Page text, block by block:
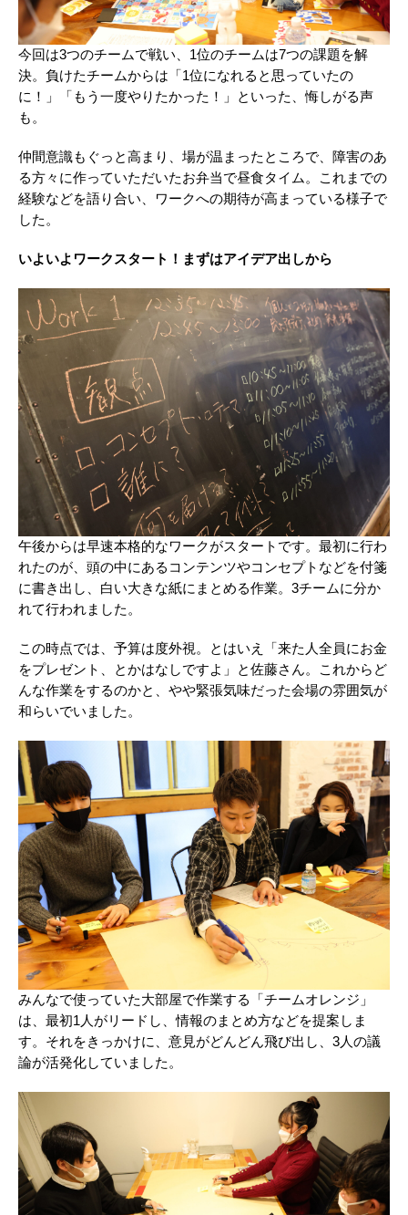
今回は3つのチームで戦い、1位のチームは7つの課題を解
決。負けたチームからは「1位になれると思っていたの
に！」「もう一度やりたかった！」といった、悔しがる声
も。
仲間意識もぐっと高まり、場が温まったところで、障害のあ
る方々に作っていただいたお弁当で昼食タイム。これまでの
経験などを語り合い、ワークへの期待が高まっている様子で
した。
いよいよワークスタート！まずはアイデア出しから
午後からは早速本格的なワークがスタートです。最初に行わ
れたのが、頭の中にあるコンテンツやコンセプトなどを付箋
に書き出し、白い大きな紙にまとめる作業。3チームに分か
れて行われました。
この時点では、予算は度外視。とはいえ「来た人全員にお金
をプレゼント、とかはなしですよ」と佐藤さん。これからど
んな作業をするのかと、やや緊張気味だった会場の雰囲気が
和らいでいました。
みんなで使っていた大部屋で作業する「チームオレンジ」
は、最初1人がリードし、情報のまとめ方などを提案しま
す。それをきっかけに、意見がどんどん飛び出し、3人の議
論が活発化していました。